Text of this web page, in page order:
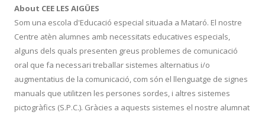
About CEE LES AIGÜES
Som una escola d'Educació especial situada a Mataró. El nostre
Centre atèn alumnes amb necessitats educatives especials,
alguns dels quals presenten greus problemes de comunicació
oral que fa necessari treballar sistemes alternatius i/o
augmentatius de la comunicació, com són el llenguatge de signes
manuals que utilitzen les persones sordes, i altres sistemes
pictogràfics (S.P.C.). Gràcies a aquests sistemes el nostre alumnat